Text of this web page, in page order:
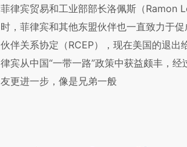
菲律宾贸易和工业部部长洛佩斯（Ramon
时，菲律宾和其他东盟伙伴也一直致力于
伙伴关系协定（RCEP），现在美国的退
律宾从中国“一带一路”政策中获益颇丰，
友更进一步，像是兄弟一般